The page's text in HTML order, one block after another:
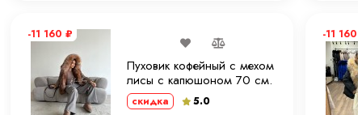
-11 160 ₽
Пуховик кофейный с мехом
лисы с капюшоном 70 см.
ХМ
скидка
5.0
-11 160